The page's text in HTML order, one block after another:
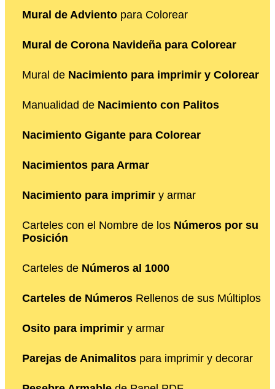
Mural de Adviento para Colorear
Mural de Corona Navideña para Colorear
Mural de Nacimiento para imprimir y Colorear
Manualidad de Nacimiento con Palitos
Nacimiento Gigante para Colorear
Nacimientos para Armar
Nacimiento para imprimir y armar
Carteles con el Nombre de los Números por su
Posición
Carteles de Números al 1000
Carteles de Números Rellenos de sus Múltiplos
Osito para imprimir y armar
Parejas de Animalitos para imprimir y decorar